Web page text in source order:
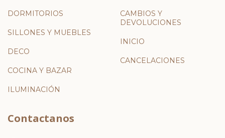
DORMITORIOS
SILLONES Y MUEBLES
DECO
COCINA Y BAZAR
ILUMINACIÓN
CAMBIOS Y
DEVOLUCIONES
INICIO
CANCELACIONES
Contactanos